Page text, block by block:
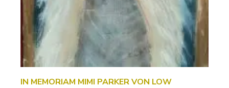
IN MEMORIAM MIMI PARKER VON LOW